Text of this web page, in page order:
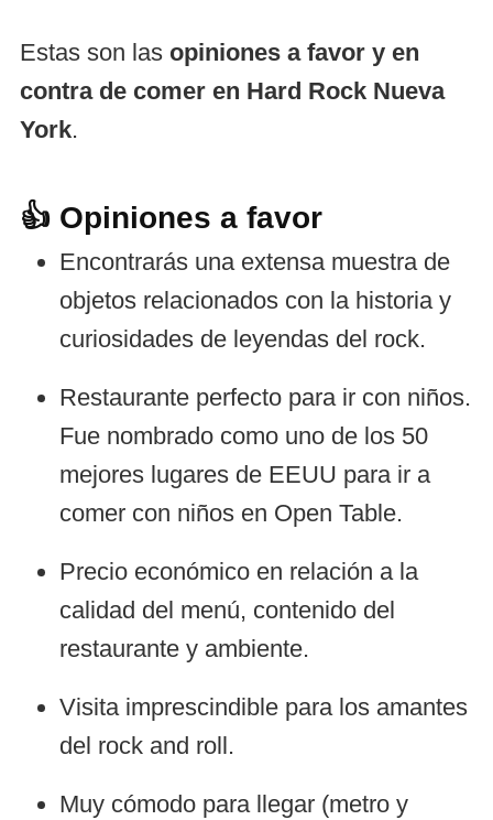
Estas son las opiniones a favor y en
contra de comer en Hard Rock Nueva
York.
👍 Opiniones a favor
Encontrarás una extensa muestra de
objetos relacionados con la historia y
curiosidades de leyendas del rock.
Restaurante perfecto para ir con niños.
Fue nombrado como uno de los 50
mejores lugares de EEUU para ir a
comer con niños en Open Table.
Precio económico en relación a la
calidad del menú, contenido del
restaurante y ambiente.
Visita imprescindible para los amantes
del rock and roll.
Muy cómodo para llegar (metro y